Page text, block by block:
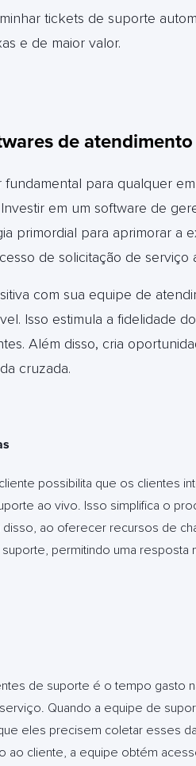
tickets de suporte
e de maior valor.
de
para qualquer
em um software de
primordial para aprimorar a
de solicitação de serviço
com sua equipe de
Isso estimula a fidelidade
Além disso, cria
cruzada.
possibilita que os clientes
ao vivo. Isso simplifica o
ao oferecer recursos de
permitindo uma resposta
de suporte é o tempo gasto
Quando a equipe de
eles precisem coletar esses
cliente, a equipe obtém